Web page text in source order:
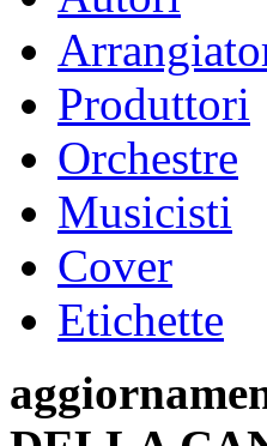
Produttori
Orchestre
Musicisti
Cover
Etichette